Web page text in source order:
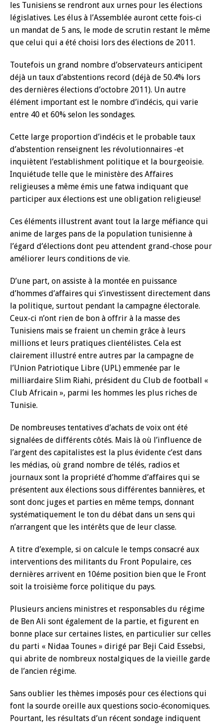
les Tunisiens se rendront aux urnes pour les élections
législatives. Les élus à l’Assemblée auront cette fois-ci
un mandat de 5 ans, le mode de scrutin restant le même
que celui qui a été choisi lors des élections de 2011.
Toutefois un grand nombre d’observateurs anticipent
déjà un taux d’abstentions record (déjà de 50.4% lors
des dernières élections d’octobre 2011). Un autre
élément important est le nombre d’indécis, qui varie
entre 40 et 60% selon les sondages.
Cette large proportion d’indécis et le probable taux
d’abstention renseignent les révolutionnaires -et
inquiètent l’establishment politique et la bourgeoisie.
Inquiétude telle que le ministère des Affaires
religieuses a même émis une fatwa indiquant que
participer aux élections est une obligation religieuse!
Ces éléments illustrent avant tout la large méfiance qui
anime de larges pans de la population tunisienne à
l’égard d’élections dont peu attendent grand-chose pour
améliorer leurs conditions de vie.
D’une part, on assiste à la montée en puissance
d’hommes d’affaires qui s’investissent directement dans
la politique, surtout pendant la campagne électorale.
Ceux-ci n’ont rien de bon à offrir à la masse des
Tunisiens mais se fraient un chemin grâce à leurs
millions et leurs pratiques clientélistes. Cela est
clairement illustré entre autres par la campagne de
l’Union Patriotique Libre (UPL) emmenée par le
milliardaire Slim Riahi, président du Club de football «
Club Africain », parmi les hommes les plus riches de
Tunisie.
De nombreuses tentatives d’achats de voix ont été
signalées de différents côtés. Mais là où l’influence de
l’argent des capitalistes est la plus évidente c’est dans
les médias, où grand nombre de télés, radios et
journaux sont la propriété d’homme d’affaires qui se
présentent aux élections sous différentes bannières, et
sont donc juges et parties en même temps, donnant
systématiquement le ton du débat dans un sens qui
n’arrangent que les intérêts que de leur classe.
A titre d’exemple, si on calcule le temps consacré aux
interventions des militants du Front Populaire, ces
dernières arrivent en 10éme position bien que le Front
soit la troisième force politique du pays.
Plusieurs anciens ministres et responsables du régime
de Ben Ali sont également de la partie, et figurent en
bonne place sur certaines listes, en particulier sur celles
du parti « Nidaa Tounes » dirigé par Beji Caid Essebsi,
qui abrite de nombreux nostalgiques de la vieille garde
de l’ancien régime.
Sans oublier les thèmes imposés pour ces élections qui
font la sourde oreille aux questions socio-économiques.
Pourtant, les résultats d’un récent sondage indiquent